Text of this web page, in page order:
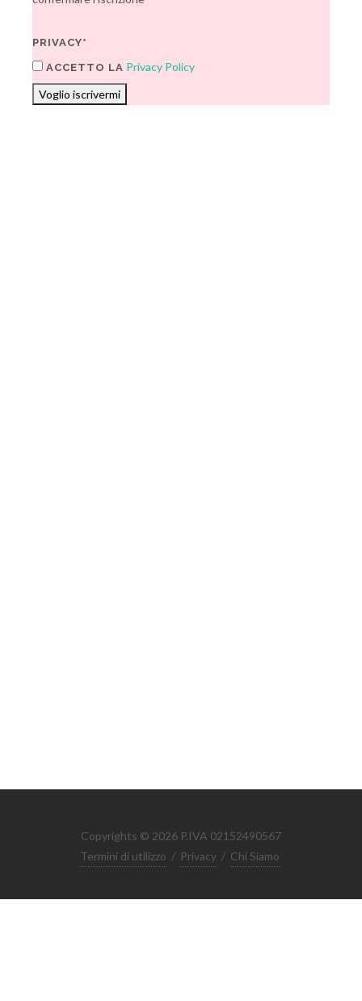
PRIVACY*
ACCETTO LA Privacy Policy
Voglio iscrivermi
Copyrights © 2026 P.IVA 02152490567
Termini di utilizzo / Privacy / Chi Siamo